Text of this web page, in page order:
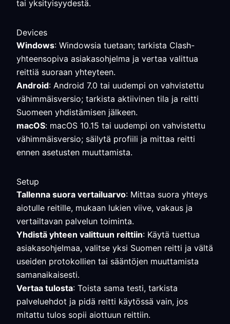
tai yksityisyydestä.
Devices
Windows: Windowsia tuetaan; tarkista Clash-
yhteensopiva asiakasohjelma ja vertaa valittua
reittiä suoraan yhteyteen.
Android: Android 7.0 tai uudempi on vahvistettu
vähimmäisversio; tarkista aktiivinen tila ja reitti
Suomeen yhdistämisen jälkeen.
macOS: macOS 10.15 tai uudempi on vahvistettu
vähimmäisversio; säilytä profiili ja mittaa reitti
ennen asetusten muuttamista.
Setup
Tallenna suora vertailuarvo: Mittaa suora yhteys
aiotulle reitille, mukaan lukien viive, vakaus ja
vertailtavan palvelun toiminta.
Yhdistä yhteen valittuun reittiin: Käytä tuettua
asiakasohjelmaa, valitse yksi Suomen reitti ja vältä
useiden protokollien tai sääntöjen muuttamista
samanaikaisesti.
Vertaa tulosta: Toista sama testi, tarkista
palveluehdot ja pidä reitti käytössä vain, jos
mitattu tulos sopii aiottuun reittiin.